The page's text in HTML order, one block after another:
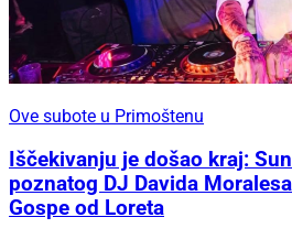
Ove subote u Primoštenu
Iščekivanju je došao kraj:
poznatog DJ Davida
Gospe od Loreta